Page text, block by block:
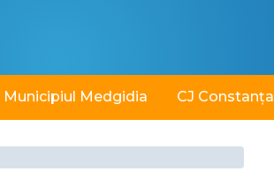
Municipiul Medgidia CJ Constanța